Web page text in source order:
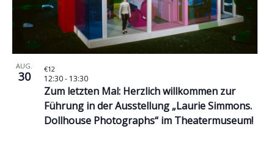
AUG.
30
Zum letzten Mal: Herzlich willkommen zur
Führung in der Ausstellung „Laurie Simmons.
Dollhouse Photographs“ im Theatermuseum!
12:30- 13:30
€12